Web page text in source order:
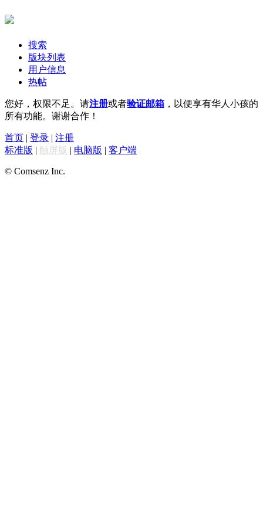
搜索
版块列表
用户信息
热帖
您好，权限不足。请注册或者验证邮箱 ，以便享有华人小孩的
所有功能。谢谢合作！
首页 | 登录 | 注册
标准版 | 触屏版 | 电脑版 | 客户端
© Comsenz Inc.